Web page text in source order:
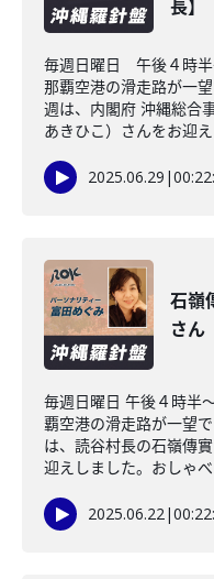
長】
毎週日曜日 午後４時
那覇空港の滑走路が一
週は、内閣府 沖縄総合
あきひこ）さんをお迎
2025.06.29 |
石嶺
さん
毎週日曜日 午後４時半
覇空港の滑走路が一望
は、読谷村長の石嶺傳
迎えしました。おしゃ
2025.06.22|